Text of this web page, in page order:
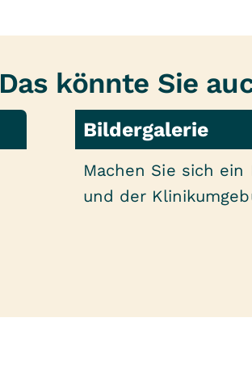
Das könnte Sie
Bildergalerie
Machen Sie sich ein
und der